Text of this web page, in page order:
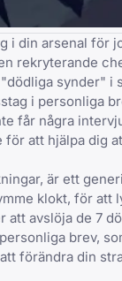
din arsenal för
rekryterande
synder" i
i personliga
får några
att hjälpa dig
är ett
klokt, för att
att avslöja de 7
brev,
förändra din